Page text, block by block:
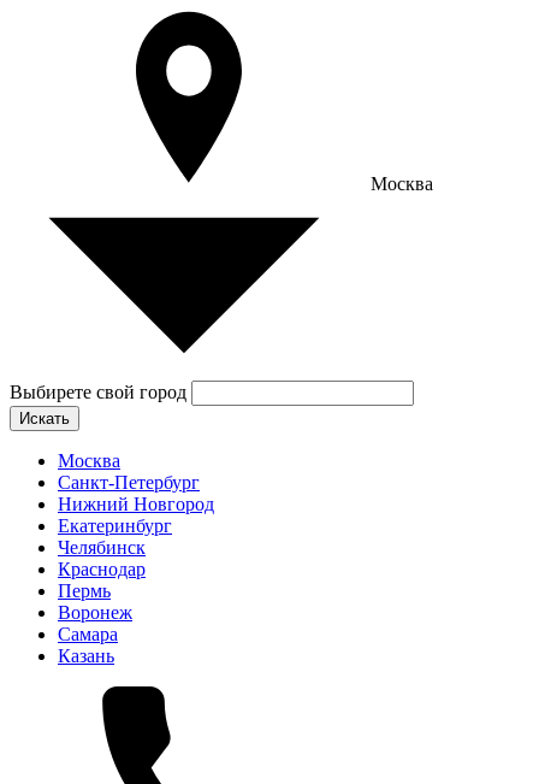
Москва
Выбирете свой город
Искать
Москва
Санкт-Петербург
Нижний Новгород
Екатеринбург
Челябинск
Краснодар
Пермь
Воронеж
Самара
Казань